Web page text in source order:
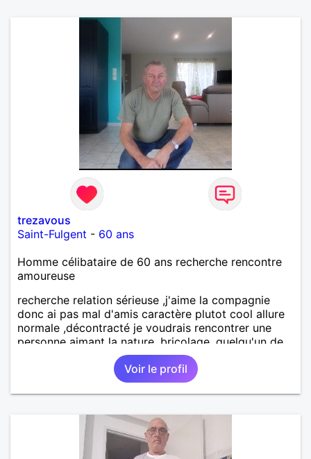
trezavous
Saint-Fulgent - 60 ans
Homme célibataire de 60 ans recherche rencontre
amoureuse
recherche relation sérieuse ,j'aime la compagnie
donc ai pas mal d'amis caractère plutot cool allure
normale ,décontracté je voudrais rencontrer une
personne aimant la nature ,bricolage ,quelqu'un de
simple et naturel à vos claviers mesdames
Voir le profil